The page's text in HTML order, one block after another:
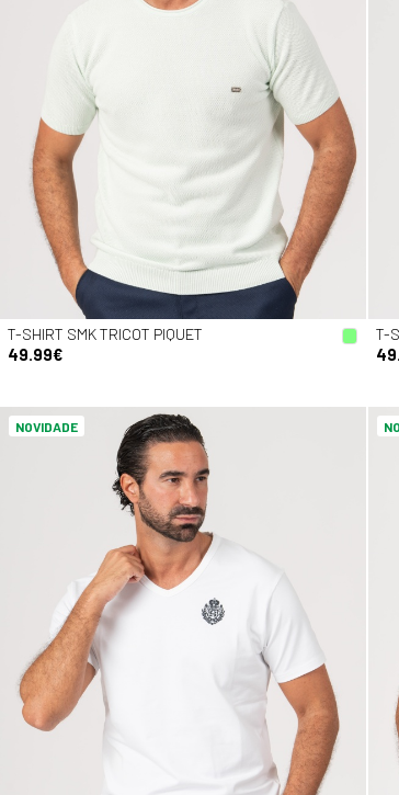
T-SHIRT SMK TRICOT PIQUET
49.99€
T-
NOVIDADE